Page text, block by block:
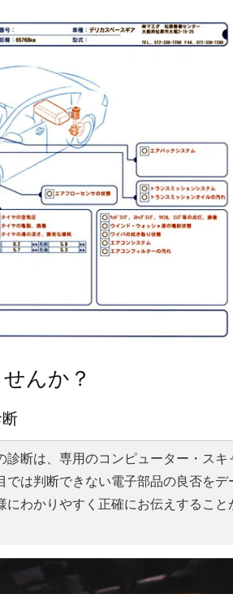
んか？
断は、専用のコンピューター・スキ
は判断できない電子部品の良否をデ
わかりやすく正確にお伝えすること